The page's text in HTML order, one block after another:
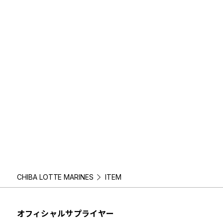
CHIBA LOTTE MARINES ITEM
オフィシャルサプライヤー